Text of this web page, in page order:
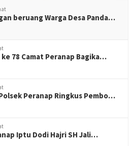
beruang Warga Desa Panda…
ke 78 Camat Peranap Bagika…
Peranap Ringkus Pembo…
Iptu Dodi Hajri SH Jali…